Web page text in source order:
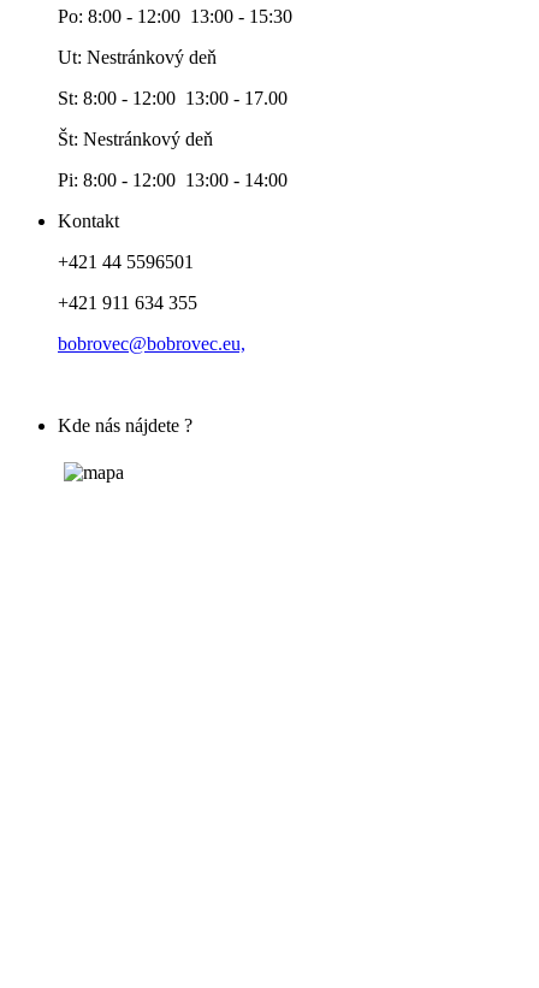
Po: 8:00 - 12:00 13:00 - 15:30
Ut: Nestránkový deň
St: 8:00 - 12:00 13:00 - 17.00
Št: Nestránkový deň
Pi: 8:00 - 12:00 13:00 - 14:00
Kontakt
+421 44 5596501
+421 911 634 355
bobrovec@bobrovec.eu,
Kde nás nájdete ?